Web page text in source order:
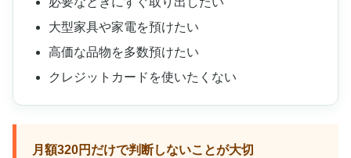
大型家具や家電を預けたい
高価な品物を多数預けたい
クレジットカードを使いたくない
月額320円だけで判断しないことが大切